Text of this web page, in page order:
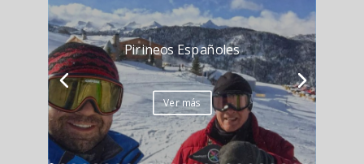
Pirineos Españoles
Ver más